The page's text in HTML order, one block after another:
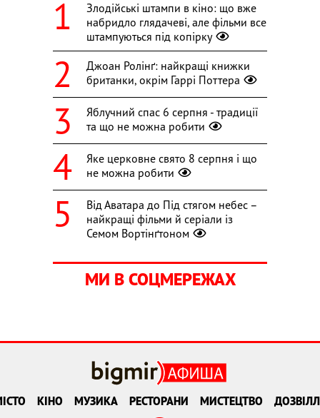
Злодійські штампи в кіно: що вже
набридло глядачеві, але фільми все
штампуються під копірку
Джоан Ролінґ: найкращі книжки
британки, окрім Гаррі Поттера
Яблучний спас 6 серпня - традиції
та що не можна робити
Яке церковне свято 8 серпня і що
не можна робити
Від Аватара до Під стягом небес –
найкращі фільми й серіали із
Семом Вортінґтоном
МИ В СОЦМЕРЕЖАХ
КІНО МУЗИКА РЕСТОРАНИ МИСТЕЦТВО